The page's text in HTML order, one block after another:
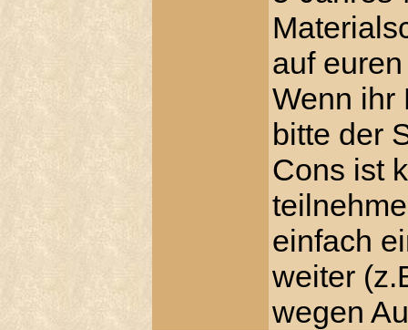
auf
Wenn ihr
bitte der
Cons ist
einfach
weiter
wegen